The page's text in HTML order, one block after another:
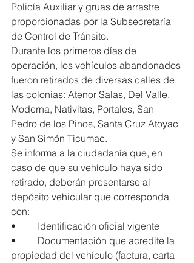
Policía Auxiliar y gruas de arrastre
proporcionadas por la Subsecretaría
de Control de Tránsito.
Durante los primeros días de
operación, los vehículos abandonados
fueron retirados de diversas calles de
las colonias: Atenor Salas, Del Valle,
Moderna, Nativitas, Portales, San
Pedro de los Pinos, Santa Cruz Atoyac
y San Simón Ticumac.
Se informa a la ciudadanía que, en
caso de que su vehículo haya sido
retirado, deberán presentarse al
depósito vehicular que corresponda
con:
•         Identificación oficial vigente
•         Documentación que acredite la
propiedad del vehículo (factura, carta